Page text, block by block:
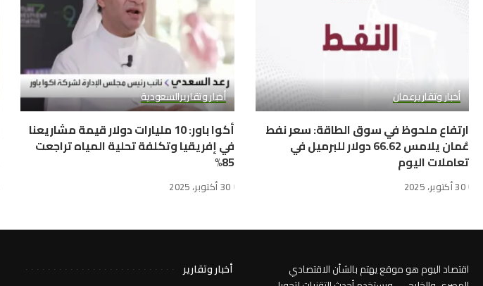
أخبار وتقاريرعمان
ارتفاع ملحوظ في سوق الطاقة: سعر نفط
عُمان يلامس 66.62 دولار للبرميل في
تعاملات اليوم
30 أكتوبر، 2025
أخبار وتقاريرالسعودية
أكوا باور: 10 مليارات دولار قيمة مشاريعنا
في إفريقيا وتكلفة تحلية المياه تراجعت
85%
30 أكتوبر، 2025
اقتصاد اليوم هو موقع يهتم بالشأن الاقتصادي
أخبار وتقارير